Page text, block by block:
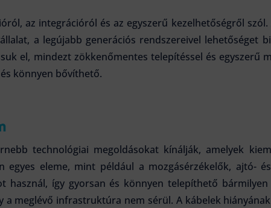
az integrációról és az egyszerű kezelhetőségről szól.
a legújabb generációs rendszereivel lehetőséget
el, mindezt zökkenőmentes telepítéssel és egyszerű
könnyen bővíthető.
technológiai megoldásokat kínálják, amelyek
eleme, mint például a mozgásérzékelők, ajtó-
használ, így gyorsan és könnyen telepíthető
a meglévő infrastruktúra nem sérül. A kábelek